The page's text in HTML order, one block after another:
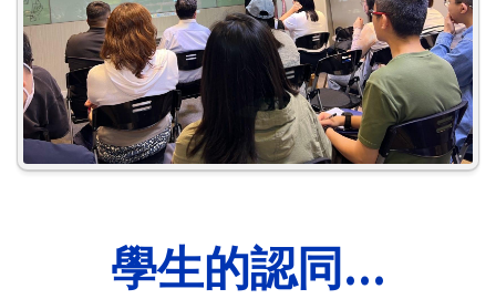
學生的認同...